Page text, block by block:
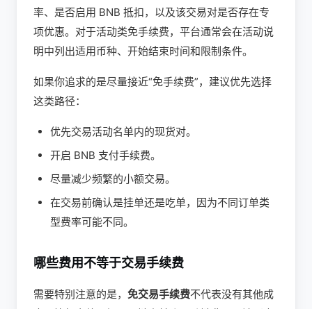
率、是否启用 BNB 抵扣，以及该交易对是否存在专
项优惠。对于活动类免手续费，平台通常会在活动说
明中列出适用币种、开始结束时间和限制条件。
如果你追求的是尽量接近“免手续费”，建议优先选择
这类路径：
优先交易活动名单内的现货对。
开启 BNB 支付手续费。
尽量减少频繁的小额交易。
在交易前确认是挂单还是吃单，因为不同订单类
型费率可能不同。
哪些费用不等于交易手续费
需要特别注意的是， 免交易手续费不代表没有其他成